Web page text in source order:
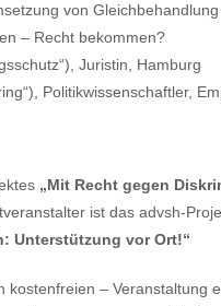
von Gleichbehandlung
– Recht bekommen?
Juristin, Hamburg
Politikwissenschaftler,
„Mit Recht gegen
ist das advsh-
Unterstützung vor Ort!“
– Veranstaltung